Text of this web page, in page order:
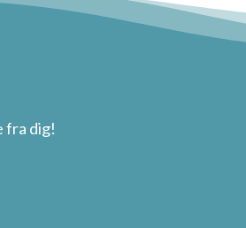
fra dig!